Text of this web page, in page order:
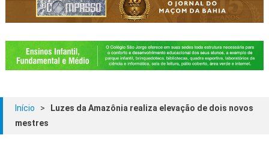
Início >
Luzes da Amazônia realiza elevação de dois novos
mestres